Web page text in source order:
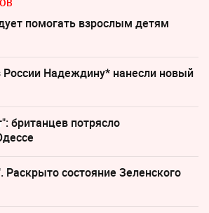
помогать взрослым детям
Надеждину* нанесли новый
британцев потрясло
Раскрыто состояние Зеленского